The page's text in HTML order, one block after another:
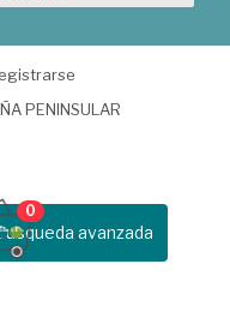
PENINSULAR
avanzada
0